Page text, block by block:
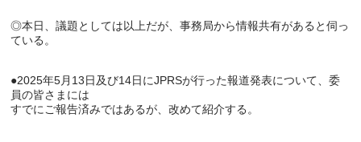
◎本日、議題としては以上だが、事務局から情報共有があると伺っ
ている。
●2025年5月13日及び14日にJPRSが行った報道発表について、委
員の皆さまには
すでにご報告済みではあるが、改めて紹介する。